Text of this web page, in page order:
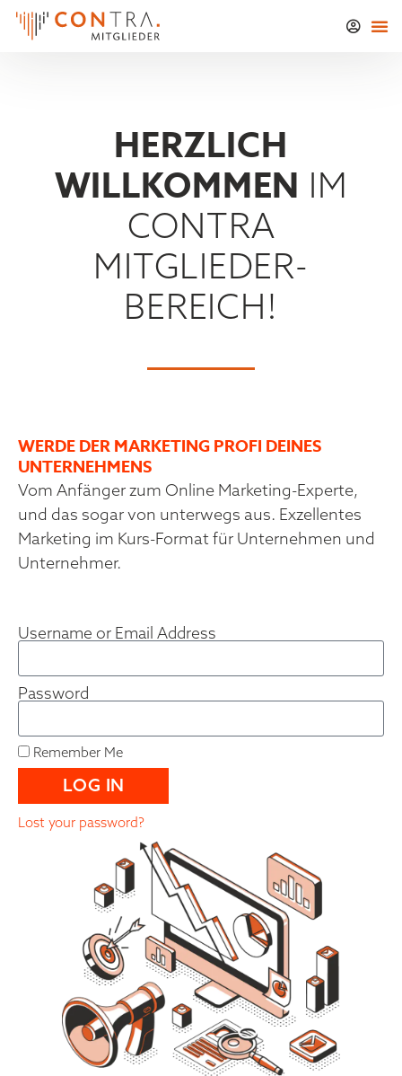
HERZLICH
WILLKOMMEN IM
CONTRA
MITGLIEDER-
BEREICH!
WERDE DER MARKETING PROFI DEINES
UNTERNEHMENS
Vom Anfänger zum Online Marketing-Experte,
und das sogar von unterwegs aus. Exzellentes
Marketing im Kurs-Format für Unternehmen und
Unternehmer.
Username or Email Address
Password
Remember Me
LOG IN
Lost your password?